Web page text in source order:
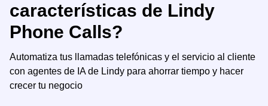
características de Lindy
Phone Calls?
Automatiza tus llamadas telefónicas y el servicio al cliente
con agentes de IA de Lindy para ahorrar tiempo y hacer
crecer tu negocio